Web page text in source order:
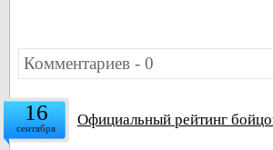
Комментариев - 0
16
сентября Официальный рейтинг